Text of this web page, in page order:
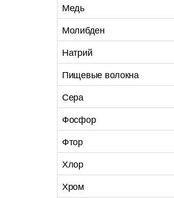
Медь
Молибден
Натрий
Пищевые волокна
Сера
Фосфор
Фтор
Хлор
Хром